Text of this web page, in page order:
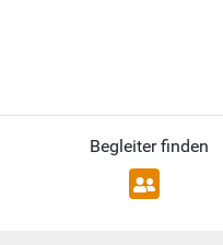
Begleiter finden